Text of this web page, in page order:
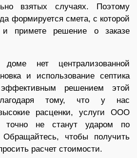
взятых случаях. Поэтому
формируется смета, с которой
и примете решение о заказе
нет централизованной
и использование септика
решением этой
тому, что у нас
расценки, услуги ООО
точно не станут ударом по
чтобы получить
расчет стоимости.